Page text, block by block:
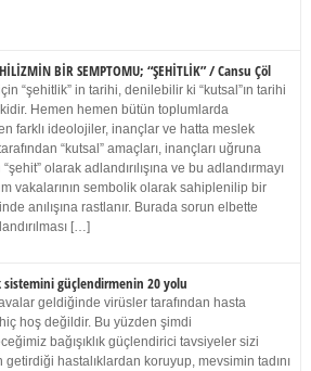
BİR SEMPTOMU; “ŞEHİTLİK” / Cansu Çöl
“şehitlik” in tarihi, denilebilir ki “kutsal”ın tarihi
Hemen hemen bütün toplumlarda
farklı ideolojiler, inançlar ve hatta meslek
“kutsal” amaçları, inançları uğruna
olarak adlandırılışına ve bu adlandırmayı
vakalarının sembolik olarak sahiplenilip bir
anılışına rastlanır. Burada sorun elbette
[…]
sistemini güçlendirmenin 20 yolu
geldiğinde virüsler tarafından hasta
hoş değildir. Bu yüzden şimdi
bağışıklık güçlendirici tavsiyeler sizi
getirdiği hastalıklardan koruyup, mevsimin tadını